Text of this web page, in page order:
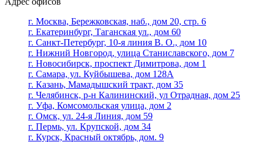
г. Москва, Бережковская, наб., дом 20, стр. 6
г. Екатеринбург, Таганская ул., дом 60
г. Санкт-Петербург, 10-я линия В. О., дом 10
г. Нижний Новгород, улица Станиславского, дом 7
г. Новосибирск, проспект Димитрова, дом 1
г. Самара, ул. Куйбышева, дом 128А
г. Казань, Мамадышский тракт, дом 35
г. Челябинск, р-н Калининский, ул Отрадная, дом 25
г. Уфа, Комсомольская улица, дом 2
г. Омск, ул. 24-я Линия, дом 59
г. Пермь, ул. Крупской, дом 34
г. Курск, Красный октябрь, дом. 9